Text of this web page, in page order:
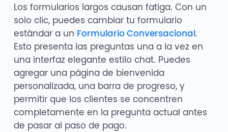
Los formularios largos causan fatiga. Con un
solo clic, puedes cambiar tu formulario
estándar a un Formulario Conversacional.
Esto presenta las preguntas una a la vez en
una interfaz elegante estilo chat. Puedes
agregar una página de bienvenida
personalizada, una barra de progreso, y
permitir que los clientes se concentren
completamente en la pregunta actual antes
de pasar al paso de pago.